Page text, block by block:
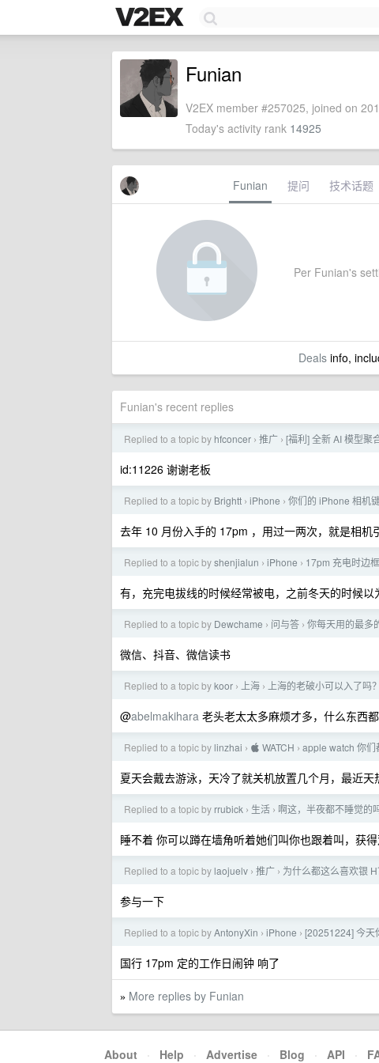
Funian
V2EX member #257025, joined on
Today's activity rank 14925
Funian 提问 技术话题
Per Funian's
Dealsinfo,
Funian's recent replies
Replied to a topic by hfconcer › 推广 › [福利] 全新 AI 模型聚
id:11226 谢谢老板
Replied to a topic by Brightt › iPhone › 你们的 iPhone 相机
去年 10 月份入手的 17pm ，用过一两次，就是相
Replied to a topic byshenjialun › iPhone › 17pm 充电时边
有，充完电拔线的时候经常被电，之前冬天的时候
Replied to a topic by Dewchame › 问与答 › 你每天用的最多
微信、抖音、微信读书
Replied to a topic bykoor › 上海 › 上海的老破小可以入了吗？
@abelmakihara 老头老太太多麻烦才多，什么东西
Replied to a topic by linzhai ›  WATCH › apple watch 你们
夏天会戴去游泳，天冷了就关机放置几个月，最近天
Replied to a topic by rrubick › 生活 › 啊这，半夜都不睡觉的
睡不着 你可以蹲在墙角听着她们叫你也跟着叫，获
Replied to a topic by laojuelv › 推广 › 为什么都这么喜欢银
参与一下
Replied to a topic byAntonyXin › iPhone › [20251224] 今天
国行 17pm 定的工作日闹钟 响了
» More replies by Funian
About · Help · Advertise · Blog · API ·